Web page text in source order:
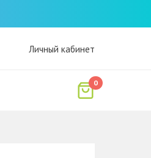
Личный кабинет
0